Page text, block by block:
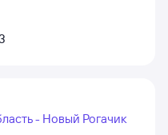
- Новый Рогачик